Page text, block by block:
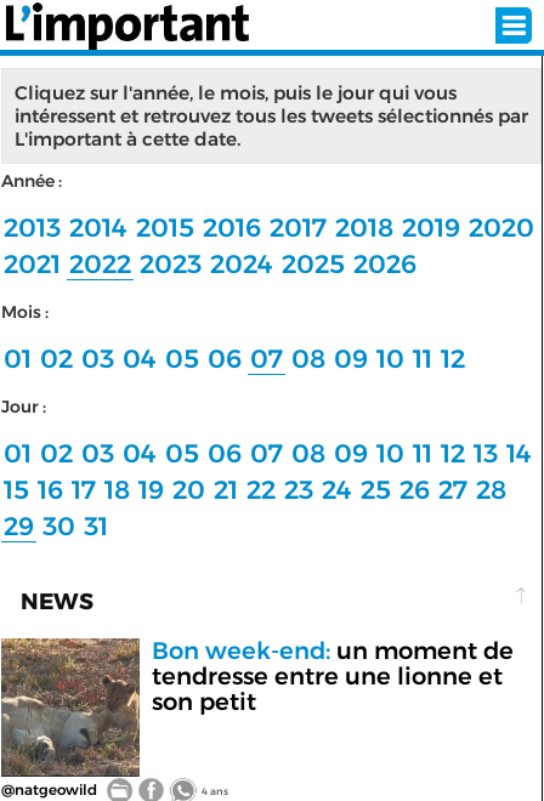
INSCRIPTION
SÉLECTION DE L'ÉTÉ
ABONNEZ-VOUS À LA NEWSLETTER!
< RETOUR À L'ACCUEIL
Cliquez sur l'année, le mois, puis le jour qui vous
intéressent et retrouvez tous les tweets sélectionnés par
L'important à cette date.
Année :
2013 2014 2015 2016 2017 2018 2019 2020
2021 2022 2023 2024 2025 2026
Mois :
01 02 03 04 05 06 07 08 09 10 11 12
Jour :
01 02 03 04 05 06 07 08 09 10 11 12 13 14
15 16 17 18 19 20 21 22 23 24 25 26 27 28
29 30 31
NEWS
Bon week-end:un moment de
tendresse entre une lionne et
son petit
@natgeowild 4 ans